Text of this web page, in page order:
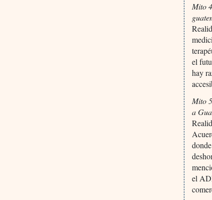
Mito
el
hay
Mito
a
el